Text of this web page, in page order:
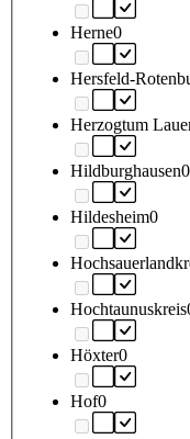
Herne0
Hersfeld-
Herzogtum
Hildburghausen0
Hildesheim0
Hochtaunuskreis
Höxter0
Hof0